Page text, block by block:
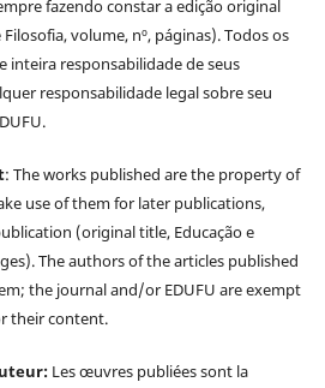
fazendo constar a edição original
volume, nº, páginas). Todos os
inteira responsabilidade de seus
responsabilidade legal sobre seu
: The works published are the property of
use of them for later publications,
(original title, Educação e
The authors of the articles published
the journal and/or EDUFU are exempt
their content.
Les œuvres publiées sont la